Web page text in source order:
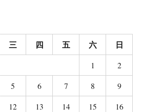
三 四 五 六 日
1
2
5 6 7 8
9
12 13 14 15
16